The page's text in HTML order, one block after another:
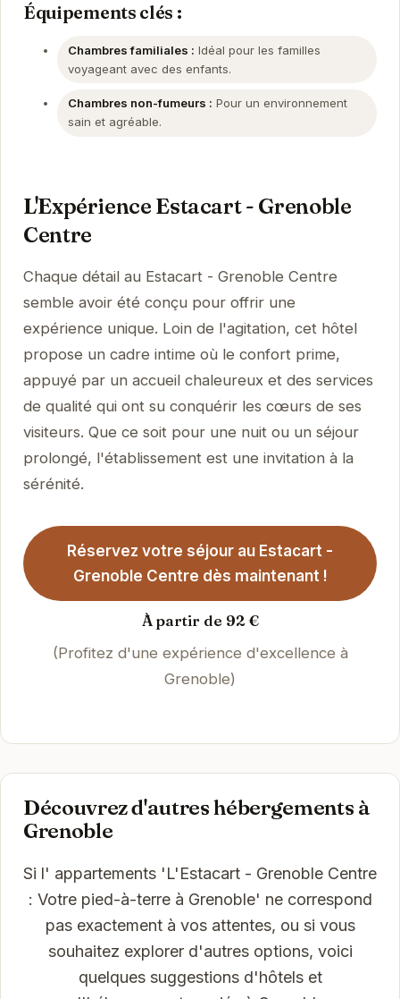
Équipements clés :
Chambres familiales : Idéal pour les familles
voyageant avec des enfants.
Chambres non-fumeurs : Pour un environnement
sain et agréable.
L'Expérience Estacart - Grenoble
Centre
Chaque détail au Estacart - Grenoble Centre
semble avoir été conçu pour offrir une
expérience unique. Loin de l'agitation, cet hôtel
propose un cadre intime où le confort prime,
appuyé par un accueil chaleureux et des services
de qualité qui ont su conquérir les cœurs de ses
visiteurs. Que ce soit pour une nuit ou un séjour
prolongé, l'établissement est une invitation à la
sérénité.
Réservez votre séjour au Estacart -
Grenoble Centre dès maintenant !
À partir de 92 €
(Profitez d'une expérience d'excellence à
Grenoble)
Découvrez d'autres hébergements à
Grenoble
Si l' appartements 'L'Estacart - Grenoble Centre
: Votre pied-à-terre à Grenoble' ne correspond
pas exactement à vos attentes, ou si vous
souhaitez explorer d'autres options, voici
quelques suggestions d'hôtels et